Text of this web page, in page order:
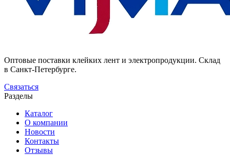
Оптовые поставки клейких лент и электропродукции. Склад
в Санкт-Петербурге.
Связаться
Разделы
Каталог
О компании
Новости
Контакты
Отзывы